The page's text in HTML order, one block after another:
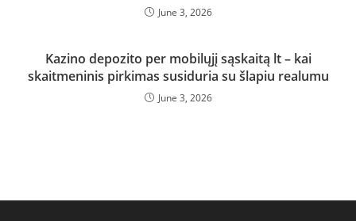
June 3, 2026
Kazino depozito per mobilųjį sąskaitą lt – kai
skaitmeninis pirkimas susiduria su šlapiu realumu
June 3, 2026